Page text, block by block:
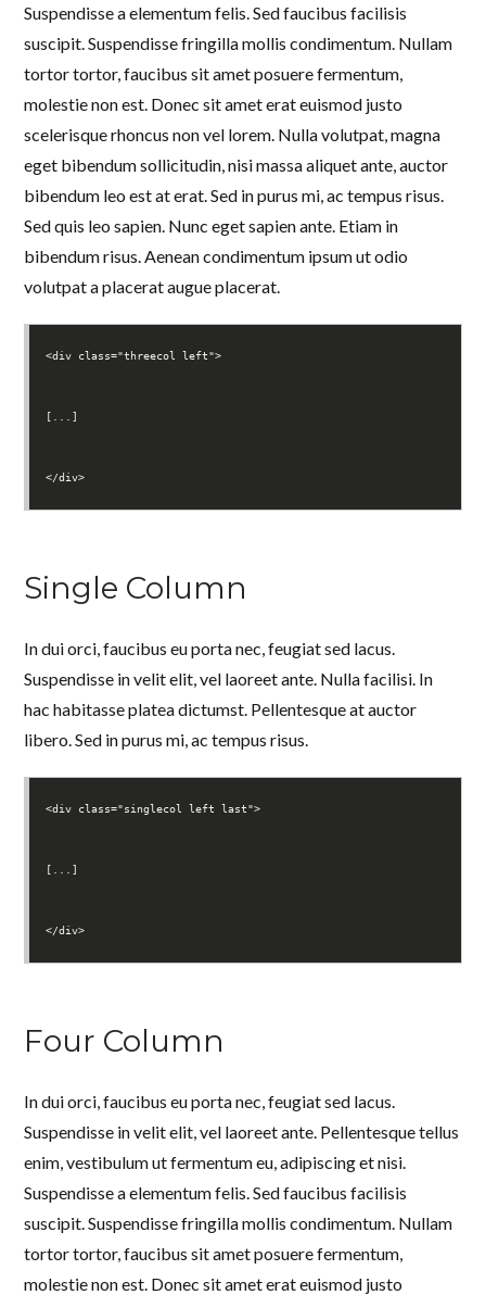
Suspendisse a elementum felis. Sed faucibus facilisis
suscipit. Suspendisse fringilla mollis condimentum. Nullam
tortor tortor, faucibus sit amet posuere fermentum,
molestie non est. Donec sit amet erat euismod justo
scelerisque rhoncus non vel lorem. Nulla volutpat, magna
eget bibendum sollicitudin, nisi massa aliquet ante, auctor
bibendum leo est at erat. Sed in purus mi, ac tempus risus.
Sed quis leo sapien. Nunc eget sapien ante. Etiam in
bibendum risus. Aenean condimentum ipsum ut odio
volutpat a placerat augue placerat.
<div class="threecol left">
[...]
</div>
Single Column
In dui orci, faucibus eu porta nec, feugiat sed lacus.
Suspendisse in velit elit, vel laoreet ante. Nulla facilisi. In
hac habitasse platea dictumst. Pellentesque at auctor
libero. Sed in purus mi, ac tempus risus.
<div class="singlecol left last">
[...]
</div>
Four Column
In dui orci, faucibus eu porta nec, feugiat sed lacus.
Suspendisse in velit elit, vel laoreet ante. Pellentesque tellus
enim, vestibulum ut fermentum eu, adipiscing et nisi.
Suspendisse a elementum felis. Sed faucibus facilisis
suscipit. Suspendisse fringilla mollis condimentum. Nullam
tortor tortor, faucibus sit amet posuere fermentum,
molestie non est. Donec sit amet erat euismod justo